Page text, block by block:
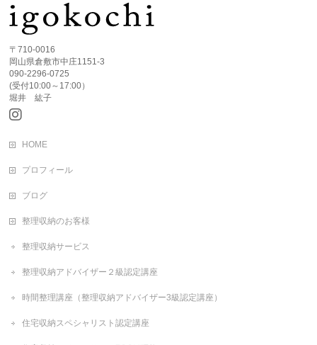
〒710-0016
岡山県倉敷市中庄1151-3
090-2296-0725
(受付10:00～17:00）
堀井 紘子
HOME
プロフィール
ブログ
整理収納のお客様
整理収納サービス
整理収納アドバイザー２級認定講座
時間整理講座（整理収納アドバイザー3級認定講座）
住宅収納スペシャリスト認定講座